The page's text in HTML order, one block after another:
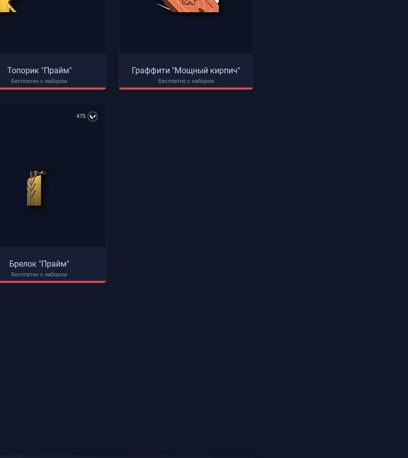
Топорик "Прайм"
Бесплатно с набором
Граффити "Мощный кирпич"
Бесплатно с набором
475
Брелок "Прайм"
Бесплатно с набором